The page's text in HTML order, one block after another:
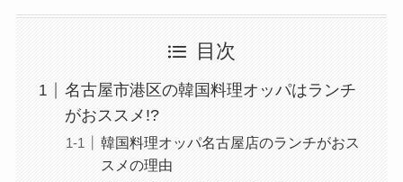
目次
名古屋市港区の韓国料理オッパはランチ
がおススメ!?
韓国料理オッパ名古屋店のランチがおス
スメの理由